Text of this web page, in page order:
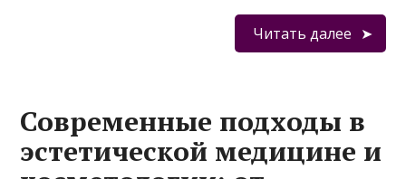
Читать далее
Современные подходы в
эстетической медицине и